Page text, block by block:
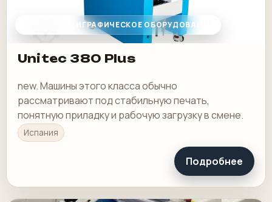
ДРУГОЕ ПОЛИГРАФИЧЕСКОЕ ОБОРУДОВАНИЕ
Unitec 380 Plus
new. Машины этого класса обычно
рассматривают под стабильную печать,
понятную приладку и рабочую загрузку в смене.
Испания
Подробнее